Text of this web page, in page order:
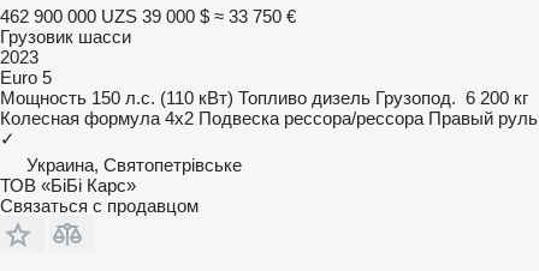
462 900 000 UZS 39 000 $ ≈ 33 750 €
Грузовик шасси
2023
Euro 5
Мощность 150 л.с. (110 кВт) Топливо дизель Грузопод. 6 200 кг
Колесная формула 4x2 Подвеска рессора/рессора Правый руль
✓
Украина, Святопетрівське
ТОВ «БіБі Карс»
Связаться с продавцом